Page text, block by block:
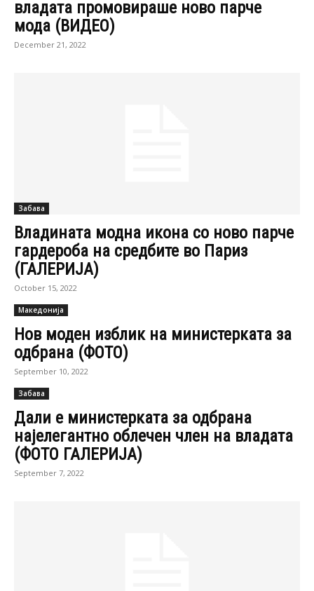
владата промовираше ново парче
мода (ВИДЕО)
December 21, 2022
Забава
Владината модна икона со ново парче
гардероба на средбите во Париз
(ГАЛЕРИЈА)
October 15, 2022
Македонија
Нов моден изблик на министерката за
одбрана (ФОТО)
September 10, 2022
Забава
Дали е министерката за одбрана
најелегантно облечен член на владата
(ФОТО ГАЛЕРИЈА)
September 7, 2022